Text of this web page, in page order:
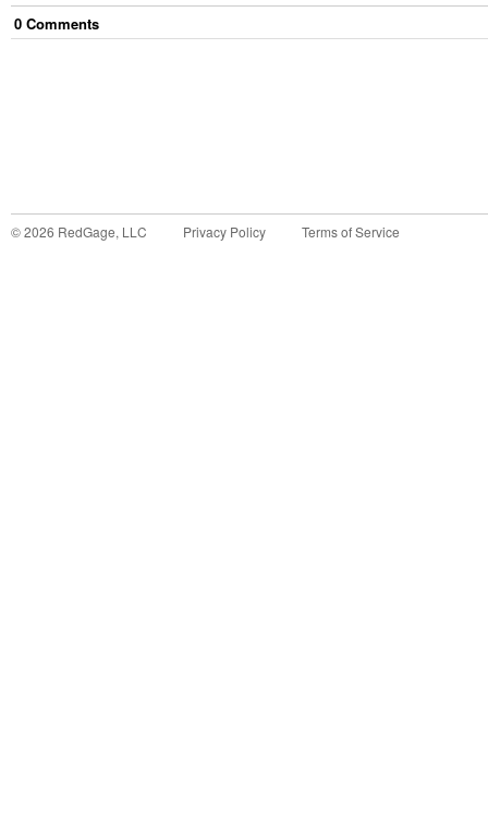
0 Comments
©2026 RedGage, LLC Privacy Policy Terms of Service